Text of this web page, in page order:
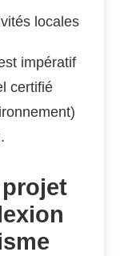
locales
impératif
certifié